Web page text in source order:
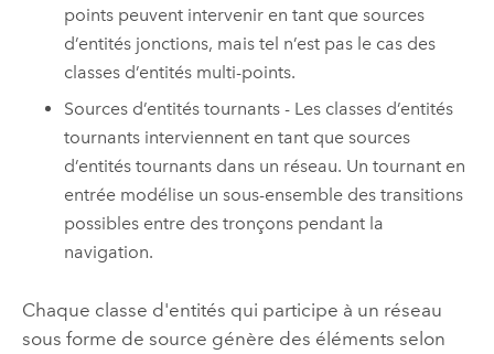
points peuvent intervenir en tant que sources
d’entités jonctions, mais tel n’est pas le cas des
classes d’entités multi-points.
Sources d’entités tournants - Les classes d’entités
tournants interviennent en tant que sources
d’entités tournants dans un réseau. Un tournant en
entrée modélise un sous-ensemble des transitions
possibles entre des tronçons pendant la
navigation.
Chaque classe d'entités qui participe à un réseau
sous forme de source génère des éléments selon